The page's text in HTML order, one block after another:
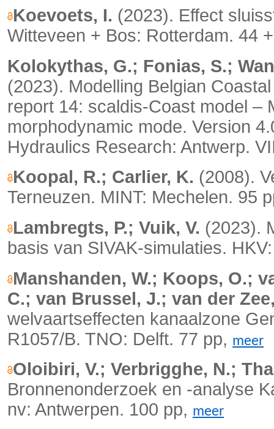
Koevoets, I. (2023). Effect
Witteveen + Bos: Rotterdam. 44
Kolokythas, G.; Fonias, S.;
(2023). Modelling Belgian
report 14: scaldis-Coast model –
morphodynamic mode. Version
Hydraulics Research: Antwerp.
Koopal, R.; Carlier, K. (2008).
Terneuzen. MINT: Mechelen. 95
Lambregts, P.; Vuik, V. (2023).
basis van SIVAK-simulaties.
Manshanden, W.; Koops, O.;
C.; van Brussel, J.; van der
welvaartseffecten kanaalzone
R1057/B. TNO: Delft. 77 pp, meer
Oloibiri, V.; Verbrigghe, N.;
Bronnenonderzoek en -analyse
nv: Antwerpen. 100 pp, meer